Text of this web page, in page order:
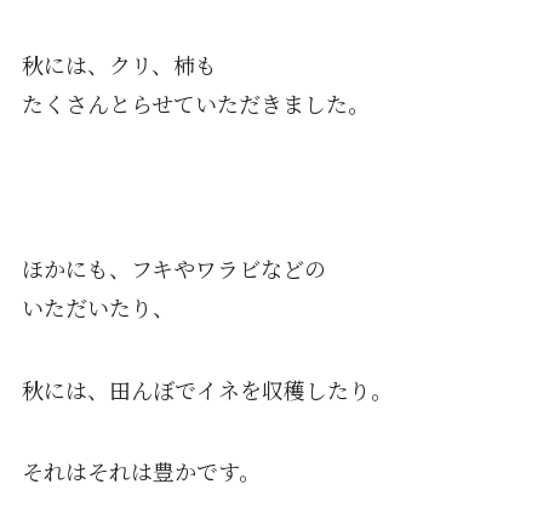
秋には、クリ、柿も
たくさんとらせていただきました。
ほかにも、フキやワラビなどの
いただいたり、
秋には、田んぼでイネを収穫したり。
それはそれは豊かです。